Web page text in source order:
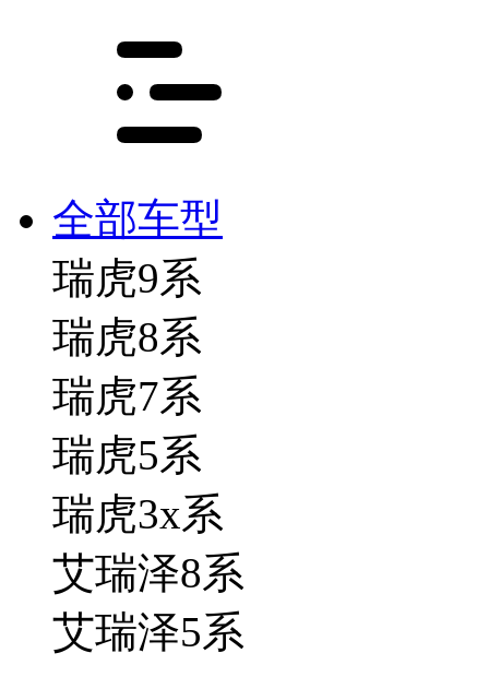
全部车型
瑞虎9系
瑞虎8系
瑞虎7系
瑞虎5系
瑞虎3x系
艾瑞泽8系
艾瑞泽5系